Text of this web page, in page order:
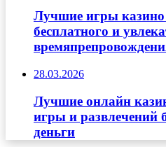
Лучшие игры
бесплатного и
28.03.2026
Лучшие онлайн
игры и развлечений
деньги